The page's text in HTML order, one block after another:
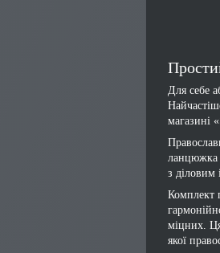
Для себе
магазині
ланцюжка
з діловим
Комплект
міцних.
якої